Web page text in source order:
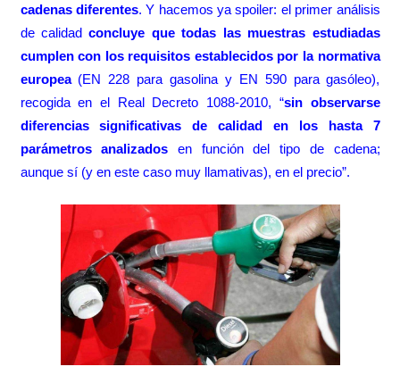
cadenas diferentes. Y hacemos ya spoiler: el primer análisis
de calidadconcluye que todas las muestras estudiadas
cumplen con los requisitos establecidos por la normativa
europea(EN 228 para gasolina y EN 590 para gasóleo),
recogida en el Real Decreto 1088-2010, “sin observarse
diferencias significativas de calidad en los hasta 7
parámetros analizados en función del tipo de cadena;
aunque sí (y en este caso muy llamativas), en el precio”.